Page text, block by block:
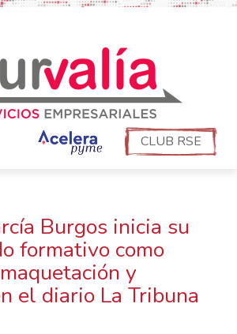
CLUB RSE
Burgos inicia su
formativo como
y
el diario La Tribuna